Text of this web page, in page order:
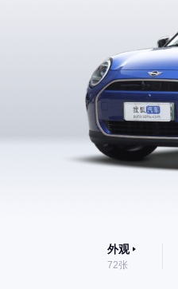
外观
72张